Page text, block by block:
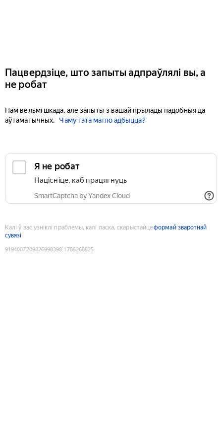
Пацвердзіце, што запыты адпраўлялі вы, а
не робат
Нам вельмі шкада, але запыты з вашай прылады падобныя да
аўтаматычных.
Чаму гэта магло адбыцца?
Я не робат
Націсніце, каб працягнуць
SmartCaptcha by Yandex Cloud
Калі ў вас узніклі праблемы, калі ласка, скарыстайцеформай зваротнай
сувязі
9194007209826998398:1786268825